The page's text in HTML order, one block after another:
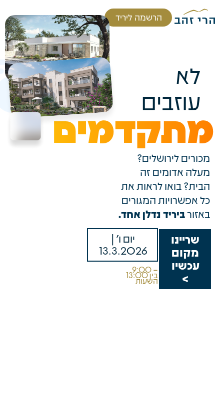
הרשמה ליריד
לא
עוזבים
מתקדמים
מכורים לירושלים?
מעלה אדומים זה
הבית? בואו לראות את
כל אפשרויות המגורים
באזורביריד נדלן אחד.
שריינו
מקום
עכשיו
>
יום ו' |
13.3.2026
9:00 –
13:00 בין
השעות